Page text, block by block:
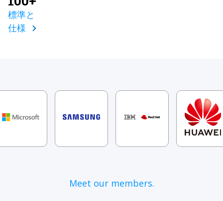
標準と
仕様
Meet our members.